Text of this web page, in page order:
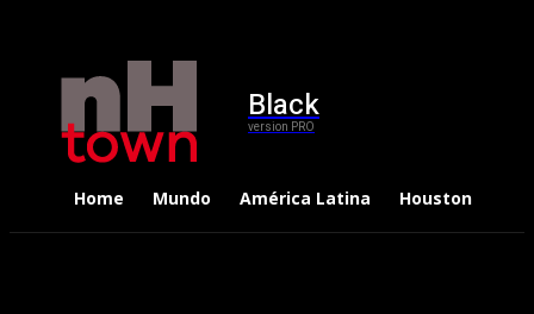
Black
version PRO
Home Mundo América Latina Houston